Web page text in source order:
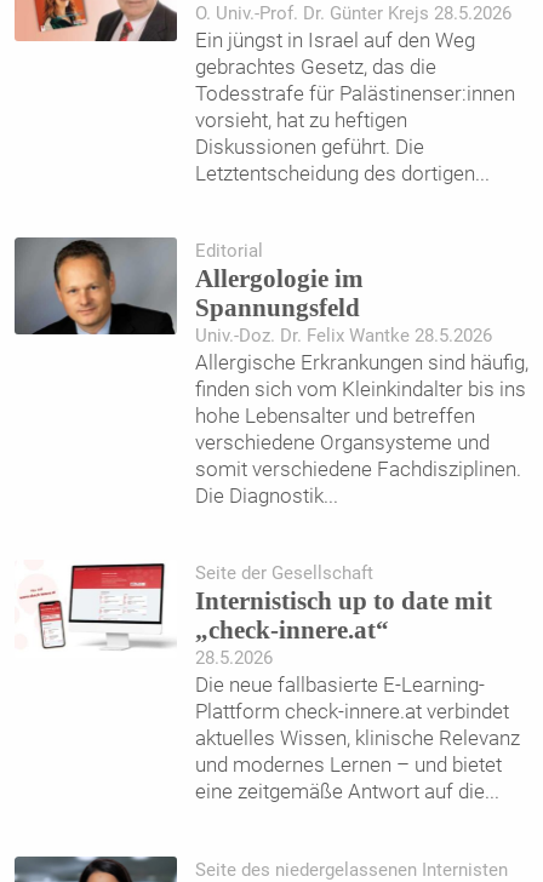
O. Univ.-Prof. Dr. Günter Krejs 28.5.2026
Ein jüngst in Israel auf den Weg
gebrachtes Gesetz, das die
Todesstrafe für Palästinenser:innen
vorsieht, hat zu heftigen
Diskussionen geführt. Die
Letztentscheidung des dortigen...
Editorial
Allergologie im
Spannungsfeld
Univ.-Doz. Dr. Felix Wantke 28.5.2026
Allergische Erkrankungen sind häufig,
finden sich vom Kleinkindalter bis ins
hohe Lebensalter und betreffen
verschiedene Organsysteme und
somit verschiedene Fachdisziplinen.
Die Diagnostik...
Seite der Gesellschaft
Internistisch up to date mit
„check-innere.at“
28.5.2026
Die neue fallbasierte E-Learning-
Plattform check-innere.at verbindet
aktuelles Wissen, klinische Relevanz
und modernes Lernen – und bietet
eine zeitgemäße Antwort auf die...
Seite des niedergelassenen Internisten